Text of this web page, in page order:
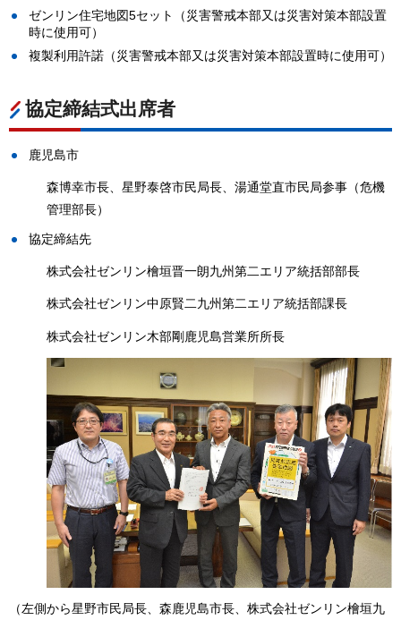
ゼンリン住宅地図5セット（災害警戒本部又は災害対策本部設置
時に使用可）
複製利用許諾（災害警戒本部又は災害対策本部設置時に使用可）
協定締結式出席者
鹿児島市
森博幸市長、星野泰啓市民局長、湯通堂直市民局参事（危機
管理部長）
協定締結先
株式会社ゼンリン檜垣晋一朗九州第二エリア統括部部長
株式会社ゼンリン中原賢二九州第二エリア統括部課長
株式会社ゼンリン木部剛鹿児島営業所所長
（左側から星野市民局長、森鹿児島市長、株式会社ゼンリン檜垣九